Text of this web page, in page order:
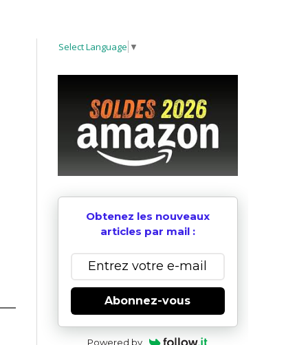
Select Language ▼
Obtenez les nouveaux
articles par mail :
Abonnez-vous
Powered by